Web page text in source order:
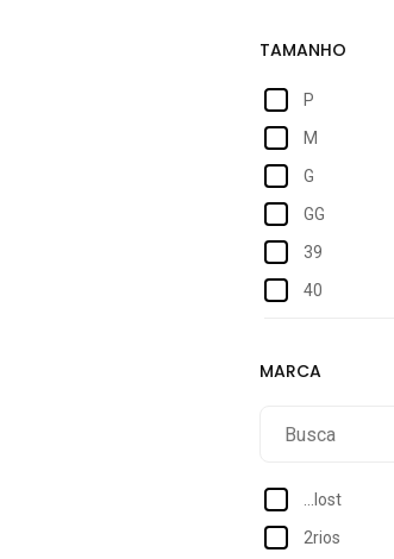
P
M
G
GG
39
40
44
eeg
...lost
2rios